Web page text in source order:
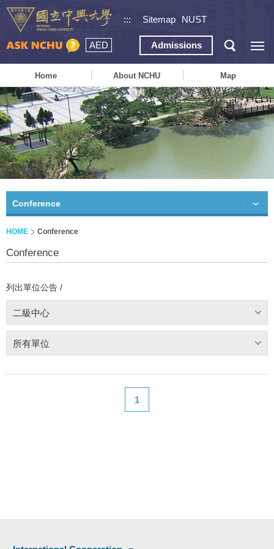
::: Sitemap NUST
AED Admissions
Home About NCHU Map
Conference
HOME Conference
Conference
列出單位公告 /
二級中心
所有單位
1